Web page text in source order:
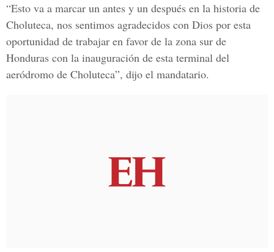
“Esto va a marcar un antes y un después en la historia de
Choluteca, nos sentimos agradecidos con Dios por esta
oportunidad de trabajar en favor de la zona sur de
Honduras con la inauguración de esta terminal del
aeródromo de Choluteca”, dijo el mandatario.